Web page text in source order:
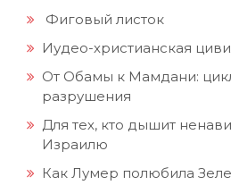
Фиговый листок
Иудео-христианская
От Обамы к Мамдани:
разрушения
Для тех, кто дышит
Израилю
Как Лумер полюбила